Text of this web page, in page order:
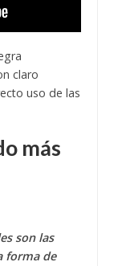
claro
uso de las
más
son las
forma de